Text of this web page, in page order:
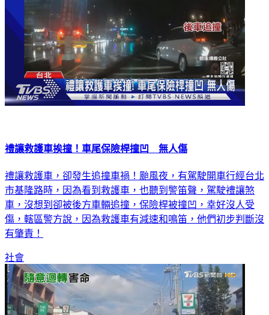
禮讓救護車挨撞！車尾保險桿撞凹 無人傷
禮讓救護車，卻發生追撞車禍！颱風夜，有駕駛開車行經台北
市基隆路時，因為看到救護車，也聽到警笛聲，駕駛禮讓煞
車，沒想到卻被後方車輛追撞，保險桿被撞凹，幸好沒人受
傷，轄區警方說，因為救護車有減速和鳴笛，他們初步判斷沒
有肇責！
社會